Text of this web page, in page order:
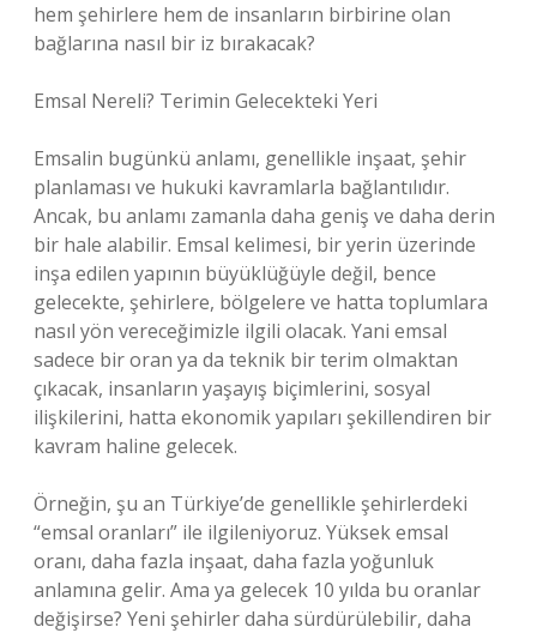
hem şehirlere hem de insanların birbirine olan
bağlarına nasıl bir iz bırakacak?
Emsal Nereli? Terimin Gelecekteki Yeri
Emsalin bugünkü anlamı, genellikle inşaat, şehir
planlaması ve hukuki kavramlarla bağlantılıdır.
Ancak, bu anlamı zamanla daha geniş ve daha derin
bir hale alabilir. Emsal kelimesi, bir yerin üzerinde
inşa edilen yapının büyüklüğüyle değil, bence
gelecekte, şehirlere, bölgelere ve hatta toplumlara
nasıl yön vereceğimizle ilgili olacak. Yani emsal
sadece bir oran ya da teknik bir terim olmaktan
çıkacak, insanların yaşayış biçimlerini, sosyal
ilişkilerini, hatta ekonomik yapıları şekillendiren bir
kavram haline gelecek.
Örneğin, şu an Türkiye’de genellikle şehirlerdeki
“emsal oranları” ile ilgileniyoruz. Yüksek emsal
oranı, daha fazla inşaat, daha fazla yoğunluk
anlamına gelir. Ama ya gelecek 10 yılda bu oranlar
değişirse? Yeni şehirler daha sürdürülebilir, daha